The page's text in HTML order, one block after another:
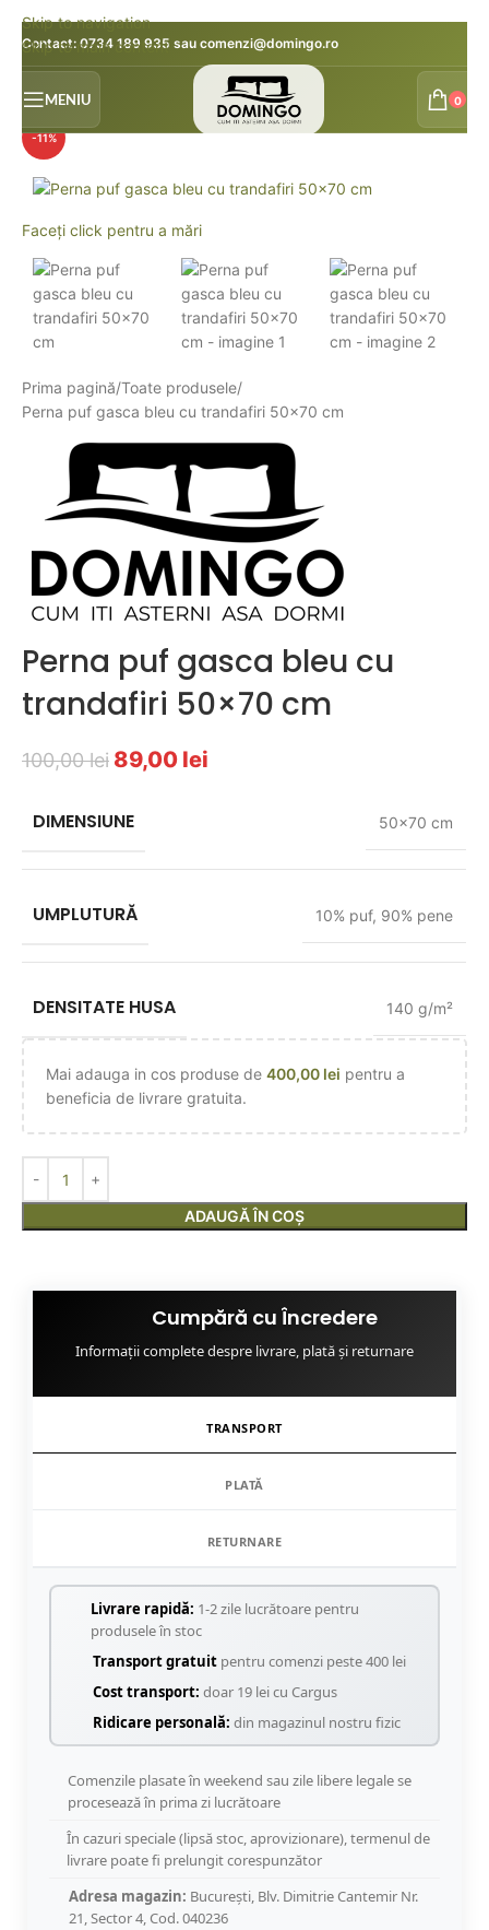
Skip to navigation
Skip to main content
Contact: 0734 189 935 sau comenzi@domingo.ro
MENIU 0
-11%
Faceți click pentru a mări
Prima pagină Toate produsele
Perna puf gasca bleu cu trandafiri 50×70 cm
Perna puf gasca bleu cu
trandafiri 50×70 cm
100,00lei 89,00 lei
DIMENSIUNE 50×70 cm
UMPLUTURĂ 10% puf, 90% pene
DENSITATE HUSA 140 g/m²
Mai adauga in cos produse de 400,00 lei pentru a
beneficia de livrare gratuita.
ADAUGĂ ÎN COȘ
Cumpără cu Încredere
Informații complete despre livrare, plată și returnare
TRANSPORT
PLATĂ
RETURNARE
Livrare rapidă: 1-2 zile lucrătoare pentru
produsele în stoc
Transport gratuit pentru comenzi peste 400 lei
Cost transport: doar 19 lei cu Cargus
Ridicare personală: din magazinul nostru fizic
Comenzile plasate în weekend sau zile libere legale se
procesează în prima zi lucrătoare
În cazuri speciale (lipsă stoc, aprovizionare), termenul de
livrare poate fi prelungit corespunzător
Adresa magazin: București, Blv. Dimitrie Cantemir Nr.
21, Sector 4, Cod. 040236